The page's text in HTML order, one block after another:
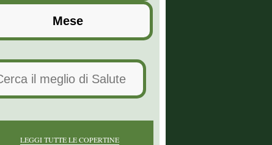
LEGGI TUTTE LE COPERTINE